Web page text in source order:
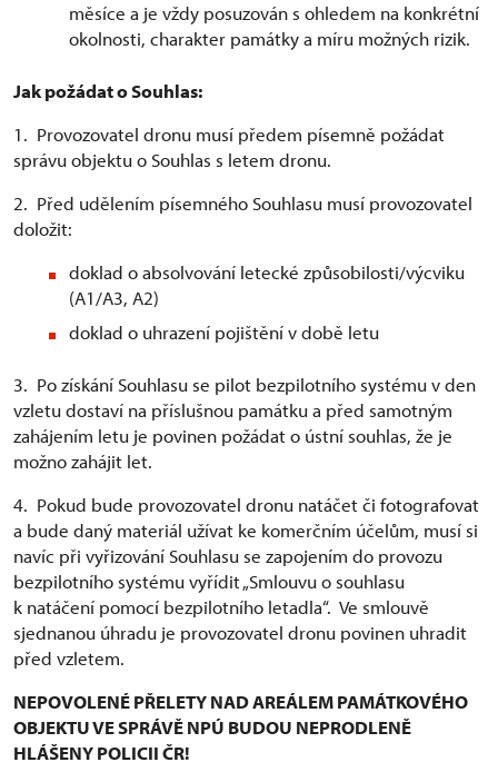
měsíce a je vždy posuzován s ohledem na konkrétní
okolnosti, charakter památky a míru možných rizik.
Jak požádat o Souhlas:
1. Provozovatel dronu musí předem písemně požádat
správu objektu o Souhlas s letem dronu.
2. Před udělením písemného Souhlasu musí provozovatel
doložit:
doklad o absolvování letecké způsobilosti/výcviku
(A1/A3, A2)
doklad o uhrazení pojištění v době letu
3. Po získání Souhlasu se pilot bezpilotního systému v den
vzletu dostaví na příslušnou památku a před samotným
zahájením letu je povinen požádat o ústní souhlas, že je
možno zahájit let.
4. Pokud bude provozovatel dronu natáčet či fotografovat
a bude daný materiál užívat ke komerčním účelům, musí si
navíc při vyřizování Souhlasu se zapojením do provozu
bezpilotního systému vyřídit „Smlouvu o souhlasu
k natáčení pomocí bezpilotního letadla“. Ve smlouvě
sjednanou úhradu je provozovatel dronu povinen uhradit
před vzletem.
NEPOVOLENÉ PŘELETY NAD AREÁLEM PAMÁTKOVÉHO
OBJEKTU VE SPRÁVĚ NPÚ BUDOU NEPRODLENĚ
HLÁŠENY POLICII ČR!